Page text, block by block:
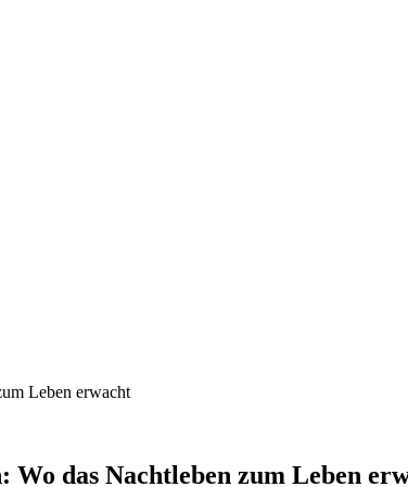
Wo das Nachtleben zum Leben